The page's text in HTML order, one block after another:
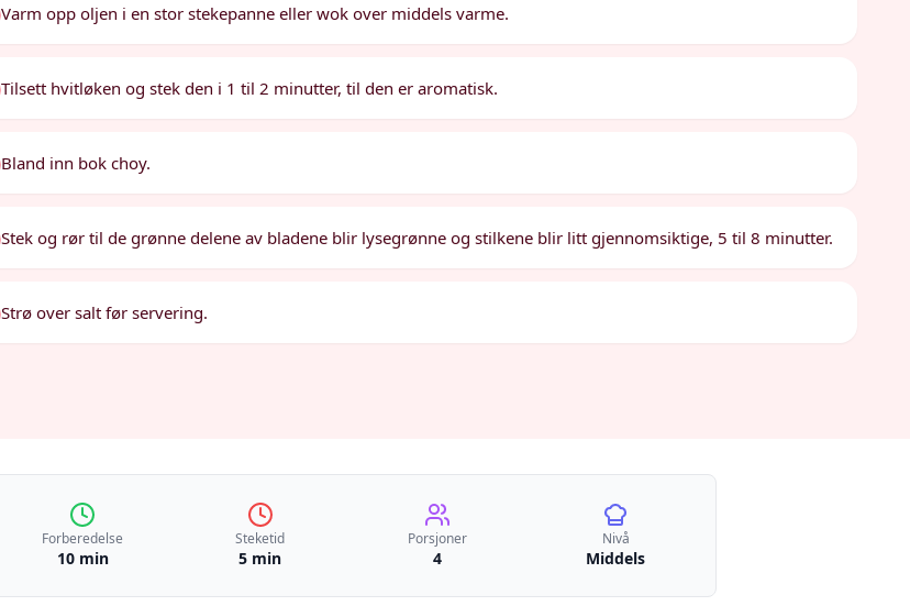
Varm opp oljen i en stor stekepanne eller wok over middels varme.
Tilsett hvitløken og stek den i 1 til 2 minutter, til den er aromatisk.
Bland inn bok choy.
Stek og rør til de grønne delene av bladene blir lysegrønne og stilkene blir litt gjennomsiktige, 5 til 8 minutter.
Strø over salt før servering.
Forberedelse
10 min
Steketid
5 min
Porsjoner
4
Nivå
Middels